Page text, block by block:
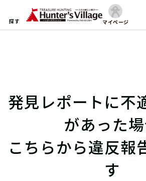
探す マイページ
発見レポートに不
があった
こちらから違反報
す